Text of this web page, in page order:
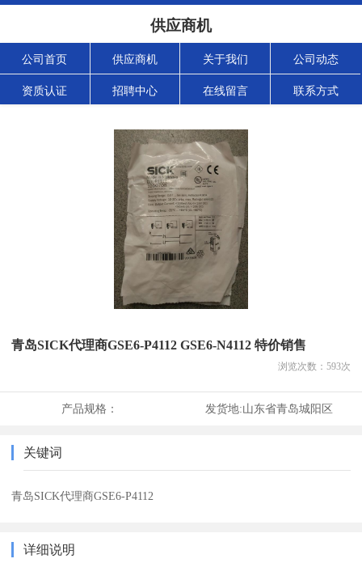
供应商机
公司首页 供应商机 关于我们 公司动态
资质认证 招聘中心 在线留言 联系方式
青岛SICK代理商GSE6-P4112 GSE6-N4112 特价销售
浏览次数： 593次
产品规格： 发货地:山东省青岛城阳区
关键词
青岛SICK代理商GSE6-P4112
详细说明